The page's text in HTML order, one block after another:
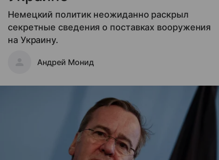
Немецкий политик неожиданно раскрыл
секретные сведения о поставках вооружения
на Украину.
Андрей Монид